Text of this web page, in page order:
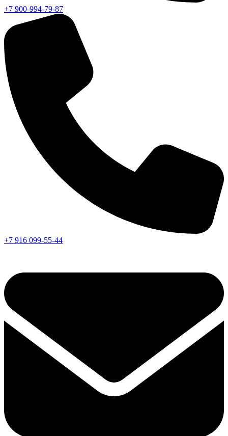
+7 900-994-79-87
+7 916 099-55-44